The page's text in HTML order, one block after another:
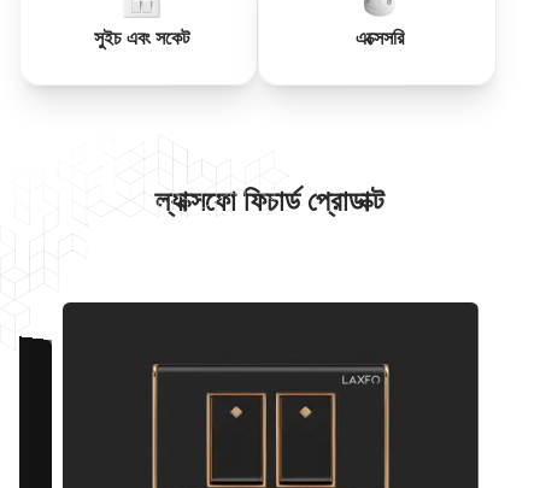
সুইচ এবং সকেট এক্সেসরি
ল্যাক্সফো ফিচার্ড প্রোডাক্ট